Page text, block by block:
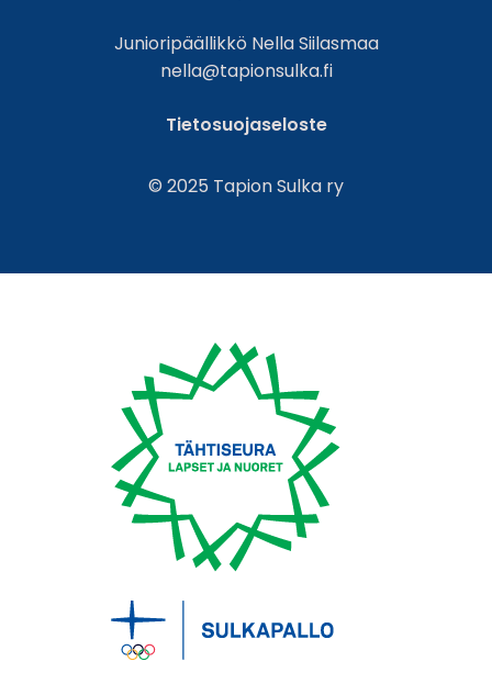
Junioripäällikkö Nella Siilasmaa
nella@tapionsulka.fi
Tietosuojaseloste
© 2025 Tapion Sulka ry